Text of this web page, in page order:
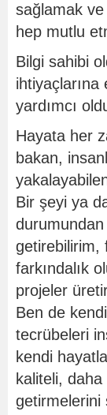
sağlamak ve
hep mutlu
Bilgi sahibi
ihtiyaçlarına
yardımcı
Hayata her
bakan,
Bir şeyi ya
durumundan
getirebilirim,
farkındalık
projeler
Ben de
tecrübeleri
kendi
kaliteli,
getirmelerini